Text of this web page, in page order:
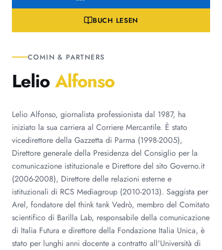
BUCH LESEN
COMIN & PARTNERS
Lelio Alfonso
Lelio Alfonso, giornalista professionista dal 1987, ha
iniziato la sua carriera al Corriere Mercantile. È stato
vicedirettore della Gazzetta di Parma (1998-2005),
Direttore generale della Presidenza del Consiglio per la
comunicazione istituzionale e Direttore del sito Governo.it
(2006-2008), Direttore delle relazioni esterne e
istituzionali di RCS Mediagroup (2010-2013). Saggista per
Arel, fondatore del think tank Vedrò, membro del Comitato
scientifico di Barilla Lab, responsabile della comunicazione
di Italia Futura e direttore della Fondazione Italia Unica, è
stato per lunghi anni docente a contratto all'Università di